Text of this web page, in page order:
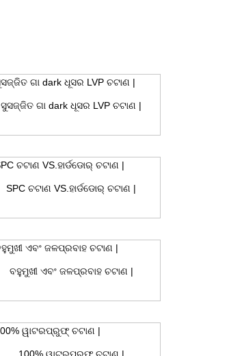
ସୁସଜ୍ଜିତ ଗା dark ଧୂସର LVP ଚଟାଣ |
SPC ଚଟାଣ VS.ହାର୍ଡଡୋର୍ ଚଟାଣ |
ବହୁମୁଖୀ ଏବଂ ଜଳପ୍ରବାହ ଚଟାଣ |